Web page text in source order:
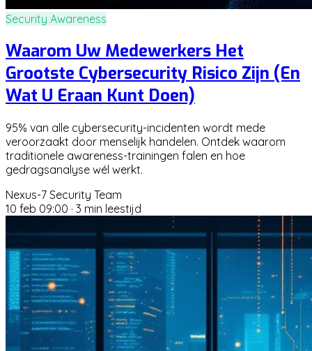
Security Awareness
Waarom Uw Medewerkers Het
Grootste Cybersecurity Risico Zijn (En
Wat U Eraan Kunt Doen)
95% van alle cybersecurity-incidenten wordt mede
veroorzaakt door menselijk handelen. Ontdek waarom
traditionele awareness-trainingen falen en hoe
gedragsanalyse wél werkt.
Nexus-7 Security Team
10 feb 09:00 · 3 min leestijd